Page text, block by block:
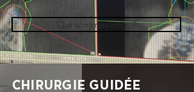
Qui sommes-nous ?
CHIRURGIE GUIDÉE